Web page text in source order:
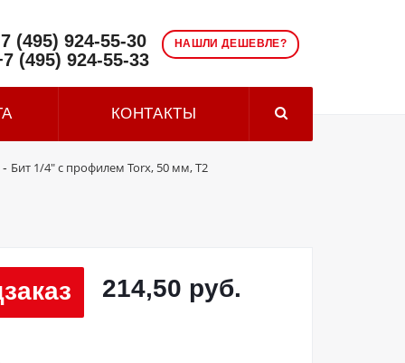
НАШЛИ ДЕШЕВЛЕ?
(495) 924-55-30
(495) 924-55-33
КОНТАКТЫ
- Бит 1/4" с профилем Torx, 50 мм, Т2
214,50 руб.